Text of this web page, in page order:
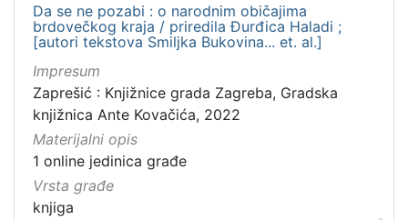
Da se ne pozabi : o narodnim običajima
brdovečkog kraja / priredila Đurđica Haladi ;
[autori tekstova Smiljka Bukovina... et. al.]
Impresum
Zaprešić : Knjižnice grada Zagreba, Gradska
knjižnica Ante Kovačića, 2022
Materijalni opis
1 online jedinica građe
Vrsta građe
knjiga